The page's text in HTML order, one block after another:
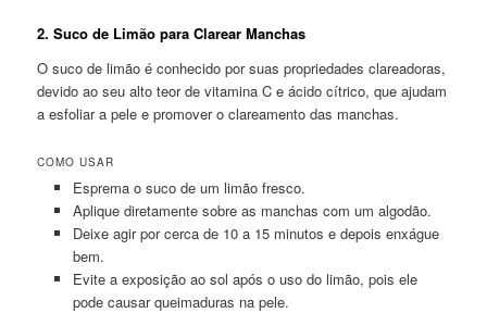
2.Suco de Limão para Clarear Manchas
O suco de limão é conhecido por suas propriedades clareadoras,
devido ao seu alto teor de vitamina C e ácido cítrico, que ajudam
a esfoliar a pele e promover o clareamento das manchas.
COMO USAR
Esprema o suco de um limão fresco.
Aplique diretamente sobre as manchas com um algodão.
Deixe agir por cerca de 10 a 15 minutos e depois enxágue
bem.
Evite a exposição ao sol após o uso do limão, pois ele
pode causar queimaduras na pele.